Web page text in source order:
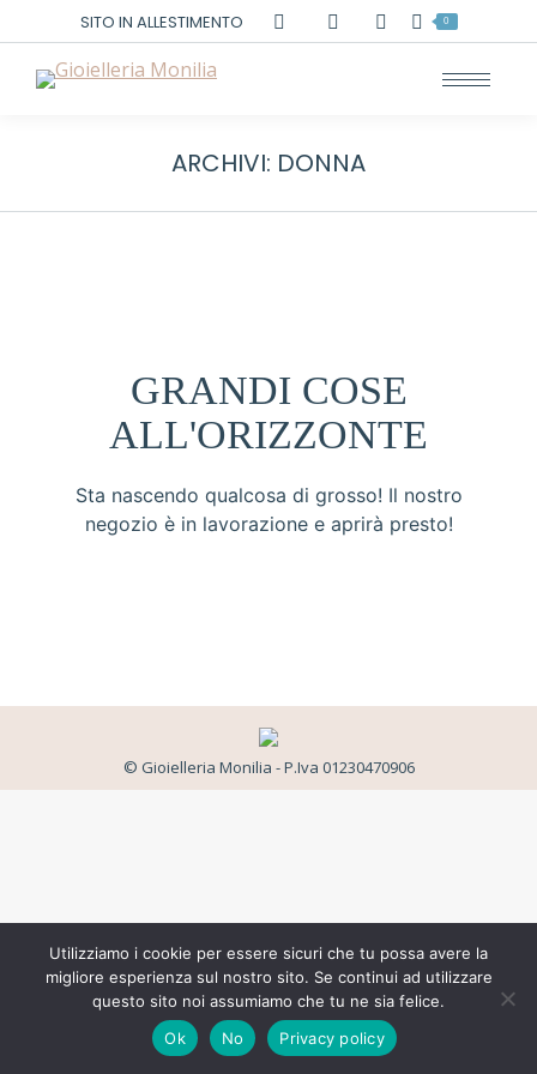
SITO IN ALLESTIMENTO Cerca: 0
ARCHIVI: DONNA
GRANDI COSE
ALL'ORIZZONTE
Sta nascendo qualcosa di grosso! Il nostro
negozio è in lavorazione e aprirà presto!
© Gioielleria Monilia - P.Iva 01230470906
Utilizziamo i cookie per essere sicuri che tu possa avere la
migliore esperienza sul nostro sito. Se continui ad utilizzare
questo sito noi assumiamo che tu ne sia felice.
Ok
No Privacy policy